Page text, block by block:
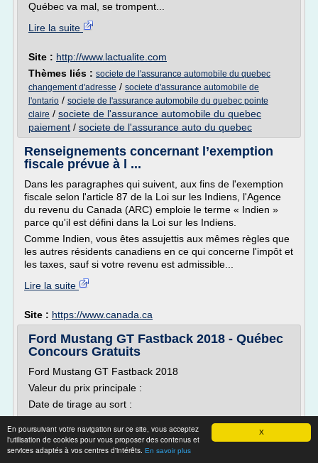
X
En poursuivant votre navigation sur ce site, vous acceptez
l'utilisation de cookies pour vous proposer des contenus et
services adaptés à vos centres d'intérêts. En savoir plus
Québec va mal, se trompent...
Lire la suite
Site : http://www.lactualite.com
Thèmes liés : societe de l'assurance automobile du quebec
changement d'adresse / societe d'assurance automobile de
l'ontario / societe de l'assurance automobile du quebec pointe
claire / societe de l'assurance automobile du quebec
paiement / societe de l'assurance auto du quebec
Renseignements concernant l’exemption
fiscale prévue à l ...
Dans les paragraphes qui suivent, aux fins de l'exemption
fiscale selon l'article 87 de la Loi sur les Indiens, l'Agence
du revenu du Canada (ARC) emploie le terme « Indien »
parce qu'il est défini dans la Loi sur les Indiens.
Comme Indien, vous êtes assujettis aux mêmes règles que
les autres résidents canadiens en ce qui concerne l'impôt et
les taxes, sauf si votre revenu est admissible...
Lire la suite
Site : https://www.canada.ca
Ford Mustang GT Fastback 2018 - Québec
Concours Gratuits
Ford Mustang GT Fastback 2018
Valeur du prix principale :
Date de tirage au sort :
Concours Valide Jusqu'au samedi 30 septembre 2017
00 Jours 00 Heures 00 Minutes 00 Secondes